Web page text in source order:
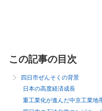
この記事の目次
四日市ぜんそくの背景
日本の高度経済成長
重工業化が進んだ中京工業地